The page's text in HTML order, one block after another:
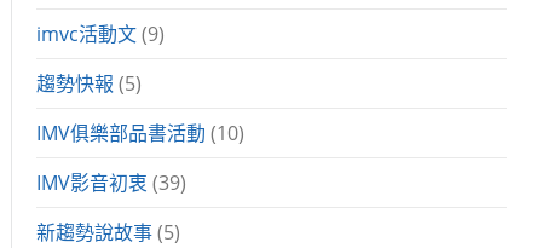
imvc活動文(9)
趨勢快報 (5)
IMV俱樂部品書活動 (10)
IMV影音初衷 (39)
新趨勢說故事(5)